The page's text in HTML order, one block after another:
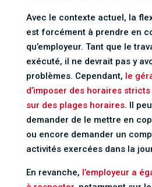
Avec le contexte actuel, la
est forcément à prendre en
qu’employeur. Tant que le
exécuté, il ne devrait pas y
problèmes. Cependant, le
d’imposer des horaires
sur des plages horaires. Il
demander de le mettre en
ou encore demander un
activités exercées dans la
En revanche, l’employeur a